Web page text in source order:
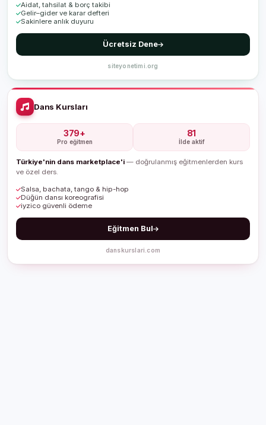
Aidat, tahsilat & borç takibi
Gelir–gider ve karar defteri
Sakinlere anlık duyuru
Ücretsiz Dene
siteyonetimi.org
Dans Kursları
379+
Pro eğitmen
81
İlde aktif
Türkiye'nin dans marketplace'i — doğrulanmış eğitmenlerden kurs
ve özel ders.
Salsa, bachata, tango & hip-hop
Düğün dansı koreografisi
iyzico güvenli ödeme
Eğitmen Bul
danskurslari.com